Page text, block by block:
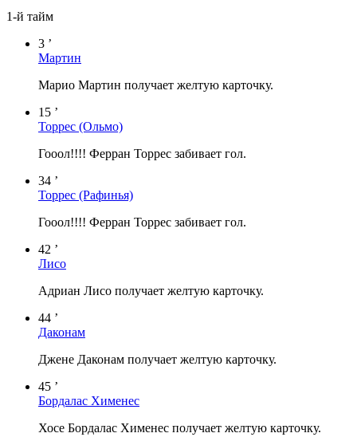
1-й тайм
3 ’
Мартин
Марио Мартин получает желтую карточку.
15 ’
Торрес (Ольмо)
Гооол!!!! Ферран Торрес забивает гол.
34 ’
Торрес (Рафинья)
Гооол!!!! Ферран Торрес забивает гол.
42 ’
Лисо
Адриан Лисо получает желтую карточку.
44 ’
Даконам
Джене Даконам получает желтую карточку.
45 ’
Бордалас Хименес
Хосе Бордалас Хименес получает желтую карточку.